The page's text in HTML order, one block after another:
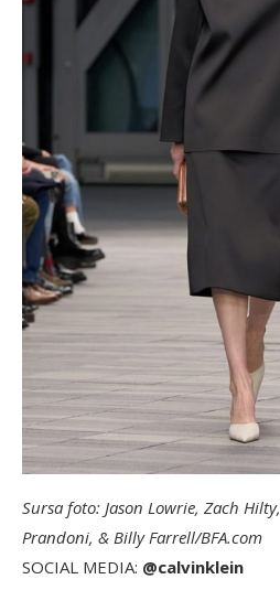
Sursa foto: Jason Lowrie, Zach
Prandoni, & Billy Farrell/BFA.com
SOCIAL MEDIA: @calvinklein